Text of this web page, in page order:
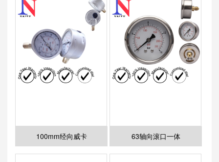
100mm经向威卡 63轴向滚口一体